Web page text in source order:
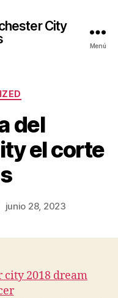
City
Menú
del
el corte
junio 28, 2023